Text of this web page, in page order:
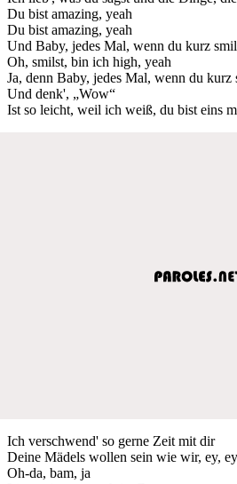
Du bist amazing, yeah
Du bist amazing, yeah
Und Baby, jedes Mal, wenn du kurz
Oh, smilst, bin ich high, yeah
Ja, denn Baby, jedes Mal, wenn du
Und denk', „Wow“
Ist so leicht, weil ich weiß, du bist eins
Ich verschwend' so gerne Zeit mit dir
Deine Mädels wollen sein wie wir, ey, ey
Oh-da, bam, ja